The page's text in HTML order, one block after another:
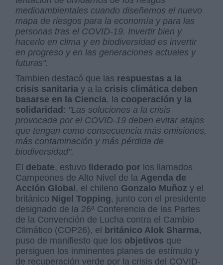
medioambientales cuando diseñemos el nuevo
mapa de riesgos para la economía y para las
personas tras el COVID-19. Invertir bien y
hacerlo en clima y en biodiversidad es invertir
en progreso y en las generaciones actuales y
futuras".
Tambien destacó que las respuestas a la
crisis sanitariay a la crisis climática deben
basarse en la Ciencia, la cooperación y la
solidaridad : "Las soluciones a la crisis
provocada por el COVID-19 deben evitar atajos
que tengan como consecuencia más emisiones,
más contaminación y más pérdida de
biodiversidad".
El debate, estuvo liderado por los llamados
Campeones de Alto Nivel de la Agenda de
Acción Global , el chileno Gonzalo Muñozy el
británico Nigel Topping, junto con el presidente
designado de la 26ª Conferencia de las Partes
de la Convención de Lucha contra el Cambio
Climático (COP26), el
británico Alok Sharma,
puso de manifiesto que los objetivos que
persiguen los inminentes planes de estímulo y
de recuperación verde por la crisis del COVID-